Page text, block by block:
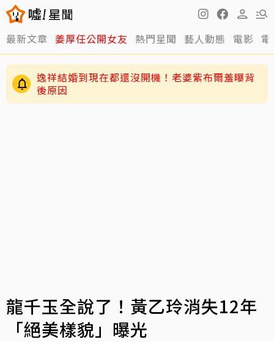
最新文章 姜厚任公開女友 熱門星聞 藝人動態 電影
逸祥結婚到現在都還沒開機！老婆紫布爾羞曝背
後原因
龍千玉全說了！黃乙玲消失12年
「絕美樣貌」曝光